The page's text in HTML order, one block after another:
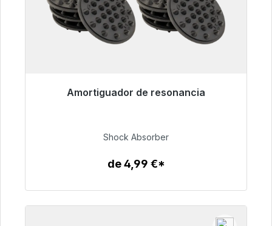
Amortiguador de resonancia
Listo para envío inmediato, plazo de entrega
54,99 €
Shock Absorber
de 4,99 €*